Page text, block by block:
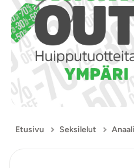
Etusivu Seksilelut